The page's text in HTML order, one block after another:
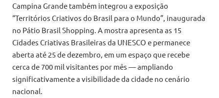
Campina Grande também integrou a exposição
“Territórios Criativos do Brasil para o Mundo”, inaugurada
no Pátio Brasil Shopping. A mostra apresenta as 15
Cidades Criativas Brasileiras da UNESCO e permanece
aberta até 25 de dezembro, em um espaço que recebe
cerca de 700 mil visitantes por mês — ampliando
significativamente a visibilidade da cidade no cenário
nacional.